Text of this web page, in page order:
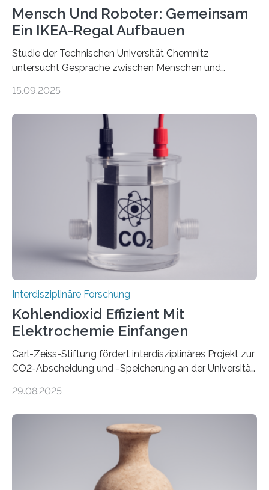
Mensch Und Roboter: Gemeinsam
Ein IKEA-Regal Aufbauen
Studie der Technischen Universität Chemnitz
untersucht Gespräche zwischen Menschen und
Podcast. Bereits jetzt arbeiten Menschen eng mit
Industrie. In Zukunft wird das voraussichtlich noch
Roboter-Teams eigentlich währenddessen? Und vor
allem wie? „Uns interessiert, ob Menschen im Team mit
dem Roboter anders sprechen als im Team mit
anderen Menschen“, so die Sprachwissenschaftlerin
Prof. Dr. Christina Sanchez-Stockhammer von der
Technischen Universität…
15.09.2025
Interdisziplinäre Forschung
Kohlendioxid Effizient Mit
Elektrochemie Einfangen
Carl-Zeiss-Stiftung fördert interdisziplinäres Projekt zur
CO2-Abscheidung und -Speicherung an der Universität
von CO2-Emissionen gilt als wichtige Maßnahme zur
Erdatmosphäre, sondern auch das Fangen und
Speichern des Treibhausgases aus der Luft.
Dementsprechend hat auch die aktuelle
Bundesregierung in ihrem Koalitionsvertrag die
Entwicklung von CO2-Abscheidungs- und
29.08.2025